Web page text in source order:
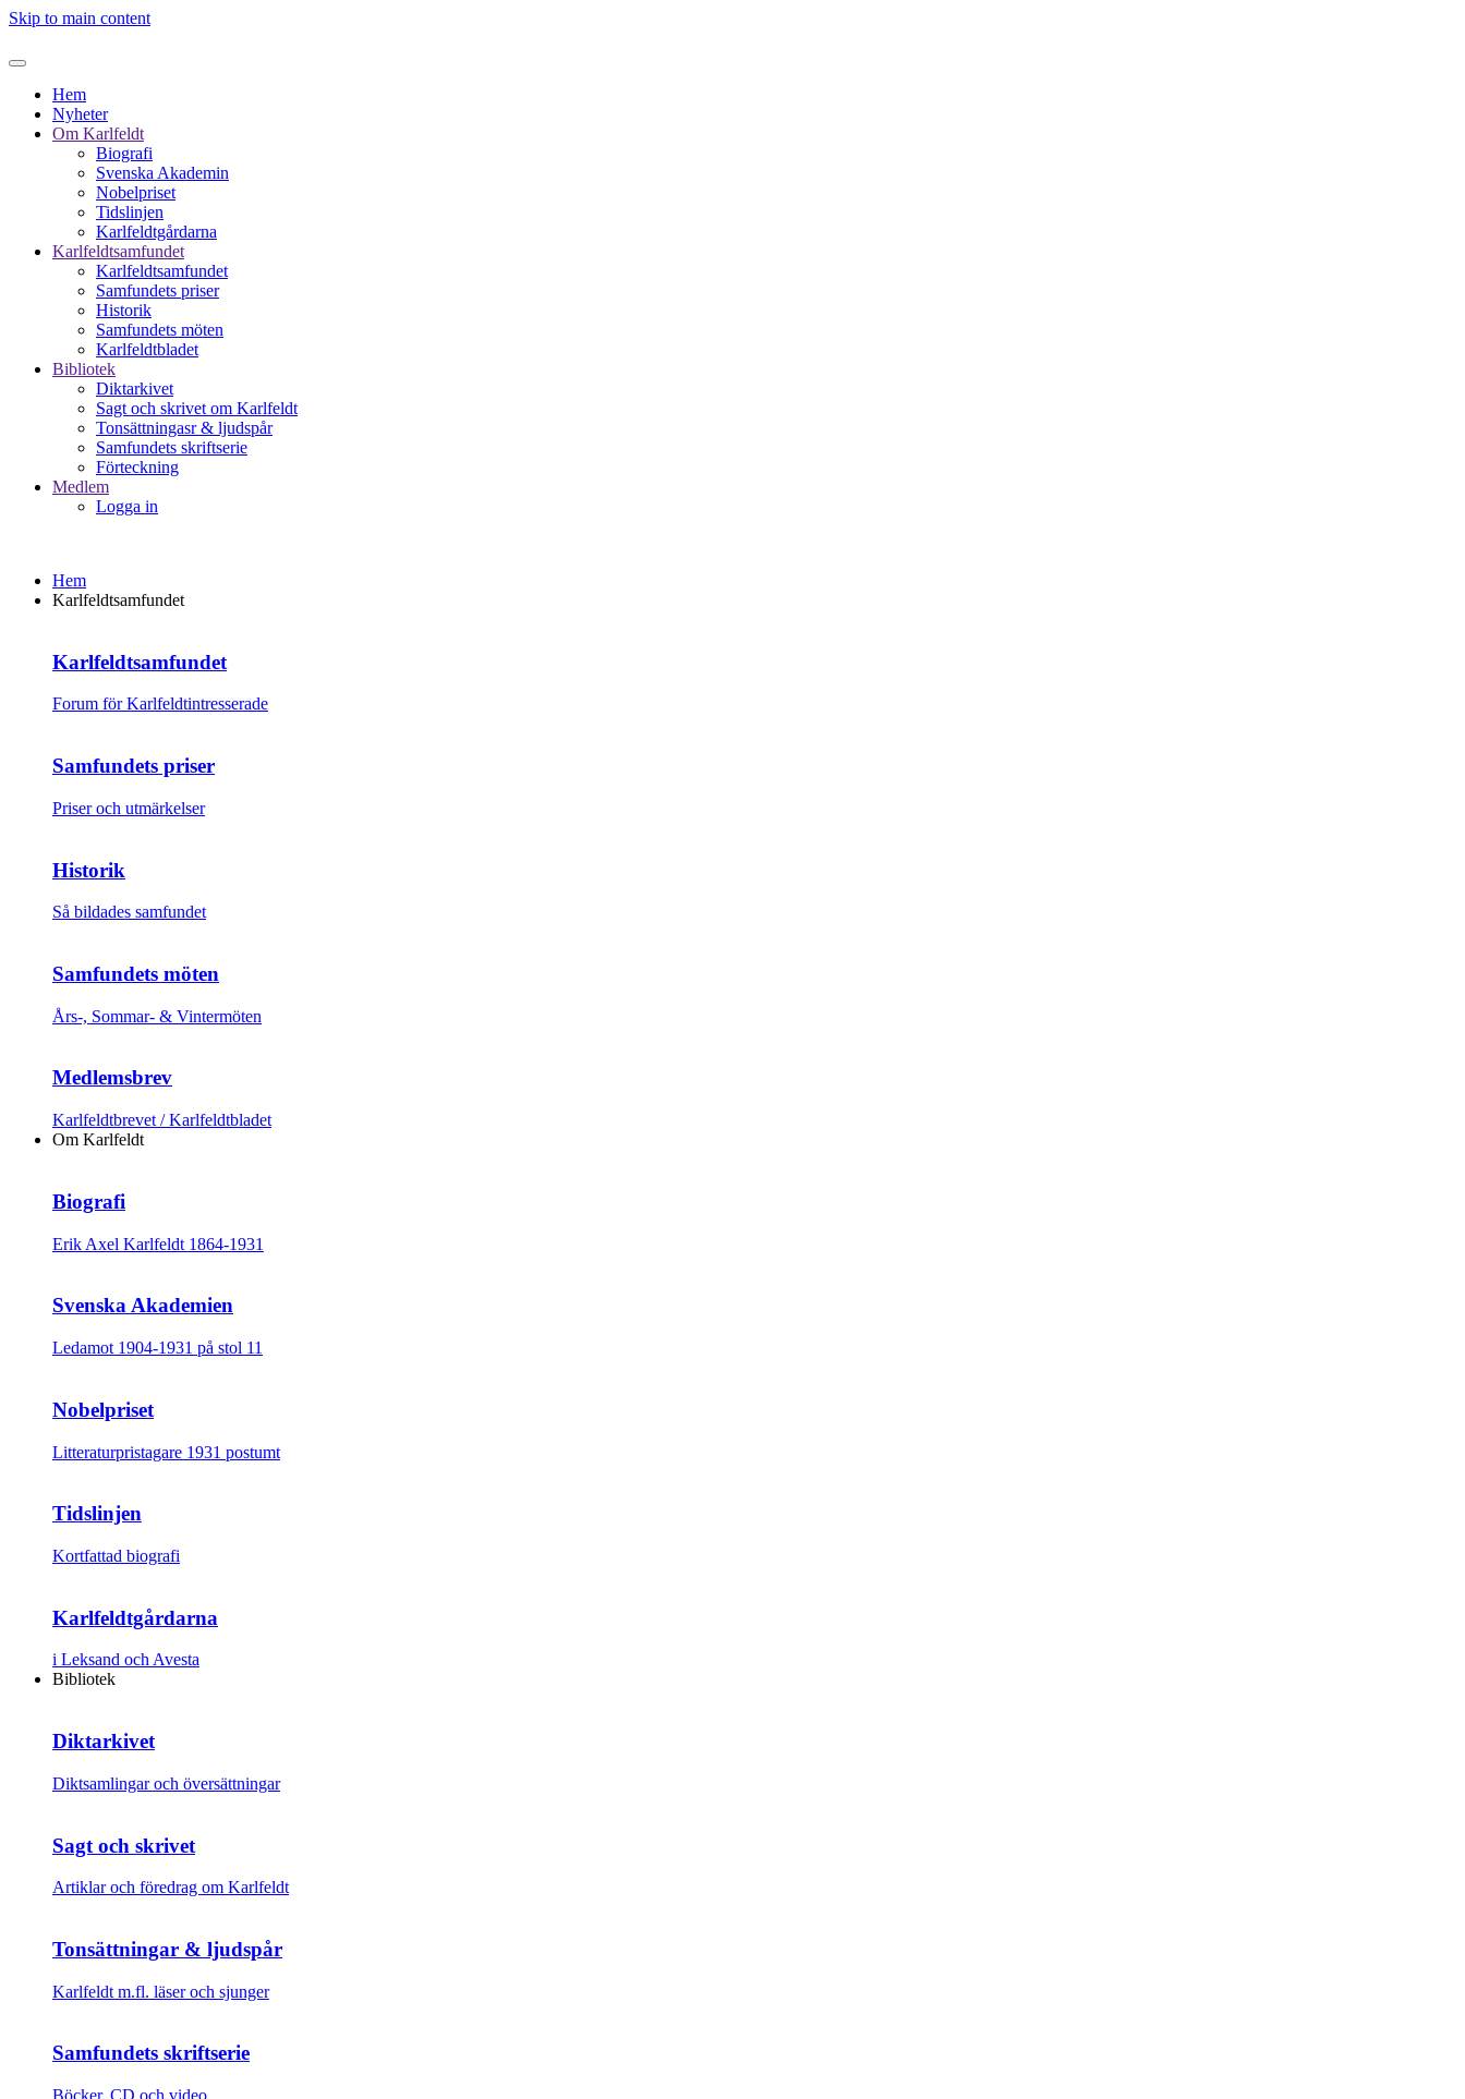
Skip to main content
Hem
Nyheter
Om Karlfeldt
Biografi
Svenska Akademin
Nobelpriset
Tidslinjen
Karlfeldtgårdarna
Karlfeldtsamfundet
Karlfeldtsamfundet
Samfundets priser
Historik
Samfundets möten
Karlfeldtbladet
Bibliotek
Diktarkivet
Sagt och skrivet om Karlfeldt
Tonsättningasr & ljudspår
Samfundets skriftserie
Förteckning
Medlem
Logga in
Hem
Karlfeldtsamfundet
Karlfeldtsamfundet
Forum för Karlfeldtintresserade
Samfundets priser
Priser och utmärkelser
Historik
Så bildades samfundet
Samfundets möten
Års-, Sommar- & Vintermöten
Medlemsbrev
Karlfeldtbrevet / Karlfeldtbladet
Om Karlfeldt
Biografi
Erik Axel Karlfeldt 1864-1931
Svenska Akademien
Ledamot 1904-1931 på stol 11
Nobelpriset
Litteraturpristagare 1931 postumt
Tidslinjen
Kortfattad biografi
Karlfeldtgårdarna
i Leksand och Avesta
Bibliotek
Diktarkivet
Diktsamlingar och översättningar
Sagt och skrivet
Artiklar och föredrag om Karlfeldt
Tonsättningar & ljudspår
Karlfeldt m.fl. läser och sjunger
Samfundets skriftserie